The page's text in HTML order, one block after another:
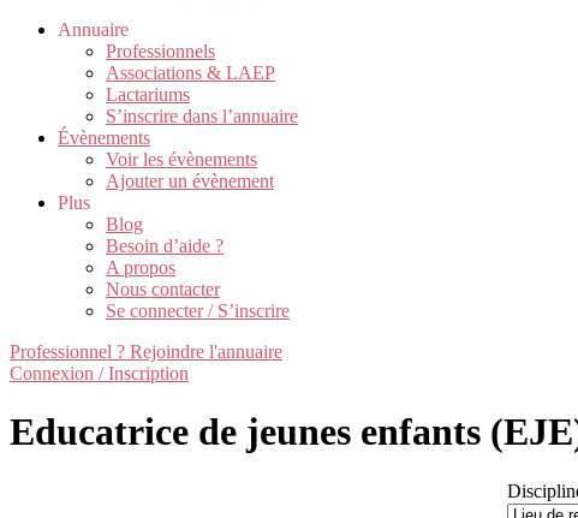
Annuaire
Professionnels
Associations & LAEP
Lactariums
S’inscrire dans l’annuaire
Évènements
Voir les évènements
Ajouter un évènement
Plus
Blog
Besoin d’aide ?
A propos
Nous contacter
Se connecter / S’inscrire
Professionnel ? Rejoindre l'annuaire
Connexion / Inscription
Educatrice de jeunes enfants